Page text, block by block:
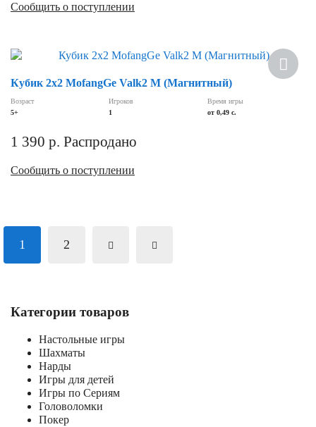
Сообщить о поступлении
Кубик 2х2 MofangGe Valk2 M (Магнитный)
Возраст
5+
Игроков
1
Время игры
от 0,49 c.
1 390 р. Распродано
Сообщить о поступлении
1 2
Категории товаров
Настольные игры
Шахматы
Нарды
Игры для детей
Игры по Сериям
Головоломки
Покер